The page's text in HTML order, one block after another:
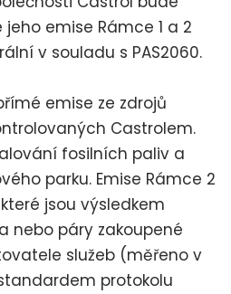
emise Rámce 1 a 2
v souladu s PAS2060.
emise ze zdrojů
Castrolem.
fosilních paliv a
parku. Emise Rámce 2
jsou výsledkem
nebo páry zakoupené
služeb (měřeno v
protokolu